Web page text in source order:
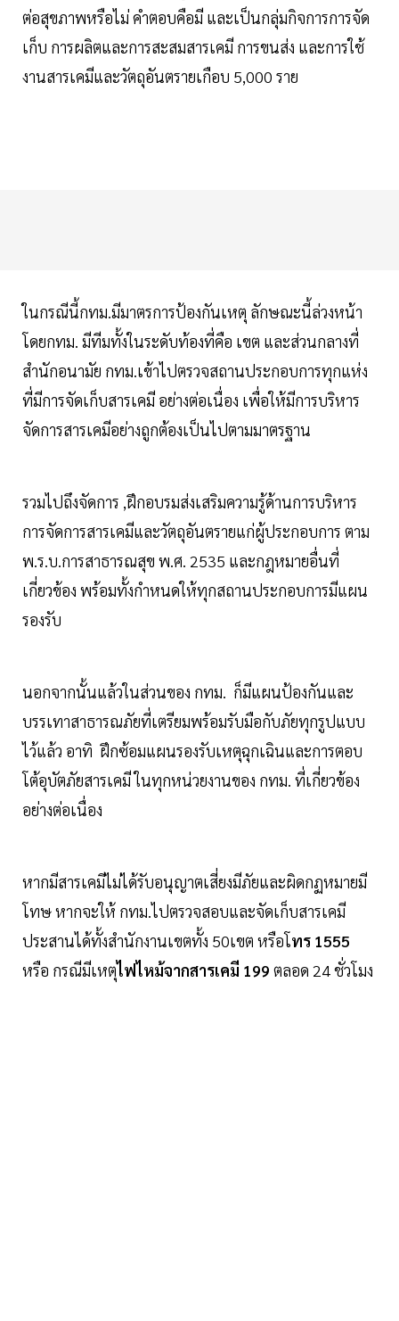
ต่อสุขภาพหรือไม่ คำตอบคือมี และเป็นกลุ่มกิจการการจัด
เก็บ การผลิตและการสะสมสารเคมี การขนส่ง และการใช้
งานสารเคมีและวัตถุอันตรายเกือบ 5,000 ราย
ในกรณีนี้กทม.มีมาตรการป้องกันเหตุ ลักษณะนี้ล่วงหน้า
โดยกทม. มีทีมทั้งในระดับท้องที่คือ เขต และส่วนกลางที่
สำนักอนามัย กทม.เข้าไปตรวจสถานประกอบการทุกแห่ง
ที่มีการจัดเก็บสารเคมี อย่างต่อเนื่อง เพื่อให้มีการบริหาร
จัดการสารเคมีอย่างถูกต้องเป็นไปตามมาตรฐาน
รวมไปถึงจัดการ ,ฝึกอบรมส่งเสริมความรู้ด้านการบริหาร
การจัดการสารเคมีและวัตถุอันตรายแก่ผู้ประกอบการ ตาม
พ.ร.บ.การสาธารณสุข พ.ศ. 2535 และกฎหมายอื่นที่
เกี่ยวข้อง พร้อมทั้งกำหนดให้ทุกสถานประกอบการมีแผน
รองรับ
นอกจากนั้นแล้วในส่วนของ กทม. ก็มีแผนป้องกันและ
บรรเทาสาธารณภัยที่เตรียมพร้อมรับมือกับภัยทุกรูปแบบ
ไว้แล้ว อาทิ ฝึกซ้อมแผนรองรับเหตุฉุกเฉินและการตอบ
โต้อุบัตภัยสารเคมี ในทุกหน่วยงานของ กทม. ที่เกี่ยวข้อง
อย่างต่อเนื่อง
หากมีสารเคมีไม่ได้รับอนุญาตเสี่ยงมีภัยและผิดกฏหมายมี
โทษ หากจะให้ กทม.ไปตรวจสอบและจัดเก็บสารเคมี
ประสานได้ทั้งสำนักงานเขตทั้ง 50เขต หรือโทร 1555
หรือ กรณีมีเหตุไฟไหม้จากสารเคมี 199 ตลอด 24 ชั่วโมง